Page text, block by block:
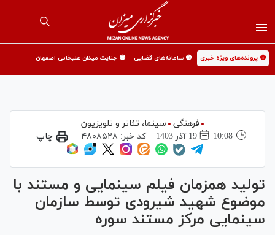
🟡 پرونده‌های ویژه خبری 🟡 سامانه‌های قضایی 🟡 جنایت میدان علیخانی اصفهان
فرهنگی
سینما،‌ تئاتر و تلویزیون
10:08
19 آذر 1403 کد خبر: ۴۸۰۸۵۲۸ چاپ
تولید همزمان فیلم سینمایی و مستند با
موضوع شهید شیرودی توسط سازمان
سینمایی مرکز مستند سوره